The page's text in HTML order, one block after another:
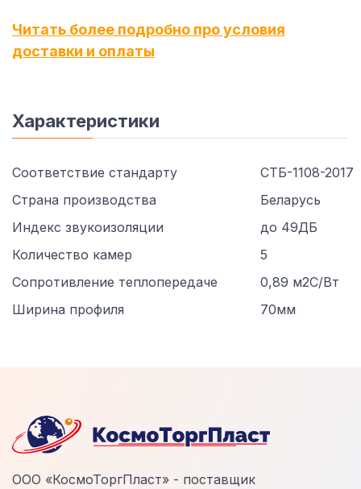
Читать более подробно про условия
доставки и оплаты
Характеристики
Соответствие стандарту
СТБ-1108-2017
Страна производства
Беларусь
Индекс звукоизоляции
до 49ДБ
Количество камер
5
Сопротивление теплопередаче
0,89 м2С/Вт
Ширина профиля
70мм
ООО «КосмоТоргПласт» - поставщик